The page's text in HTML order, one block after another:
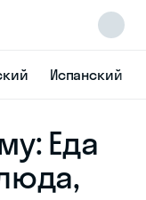
Испанский
Еда